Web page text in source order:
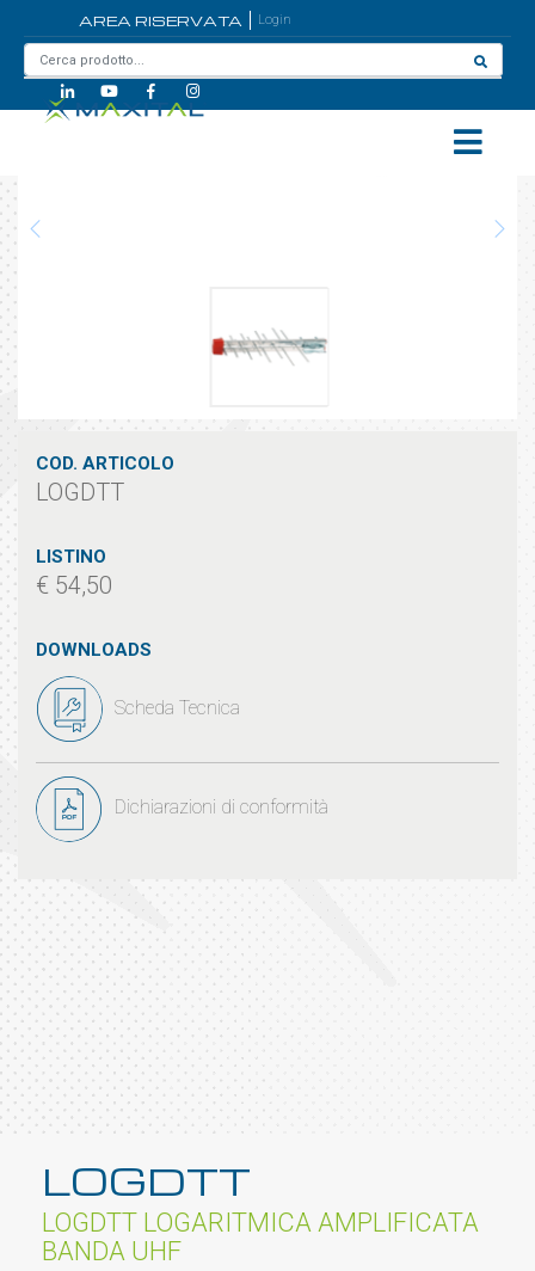
AREA RISERVATA Login
COD. ARTICOLO
LOGDTT
LISTINO
€ 54,50
DOWNLOADS
Scheda Tecnica
Dichiarazioni di conformità
LOGDTT
LOGDTT LOGARITMICA AMPLIFICATA
BANDA UHF